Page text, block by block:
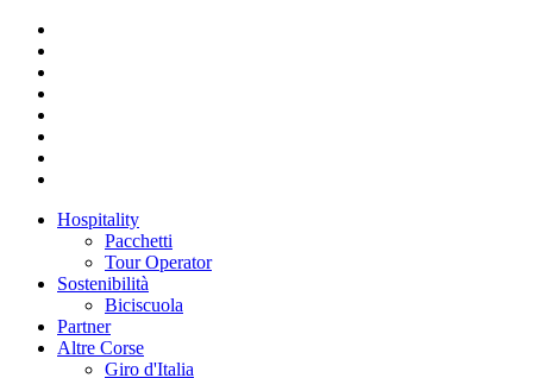
Hospitality
Pacchetti
Tour Operator
Sostenibilità
Biciscuola
Partner
Altre Corse
Giro d'Italia